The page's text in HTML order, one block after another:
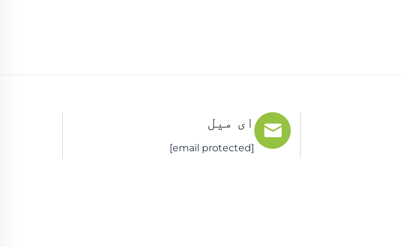
ای میل
[email protected]